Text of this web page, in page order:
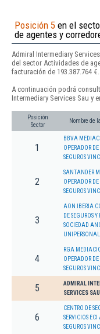
Posición 5 en el
de agentes y
Admiral Intermediary
del sector Actividades de
facturación de 193.387.764 €.
A continuación podrá
Intermediary Services Sau y
Posición
Sector
Nombre de
1
BBVA
OPERADOR
SEGUROS
2
SANTANDER
OPERADOR
SEGUROS
3
AON IBERIA
DE SEGUROS Y
SOCIEDAD
4
RGA
OPERADOR
SEGUROS
5
ADMIRAL
SERVICES SAU
6
CENTRO DE
SERVICIOS
SEGUROS